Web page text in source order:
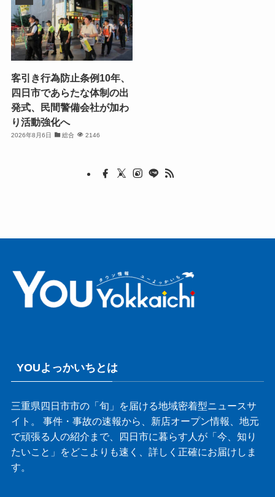
客引き行為防止条例10年、
四日市であらたな体制の出
発式、民間警備会社が加わ
り活動強化へ
2026年8月6日 総合 2146
YOUよっかいちとは
三重県四日市市の「旬」を届ける地域密着型ニュースサ
イト。 事件・事故の速報から、新店オープン情報、地元
で頑張る人の紹介まで、四日市に暮らす人が「今、知り
たいこと」をどこよりも速く、詳しく正確にお届けしま
す。